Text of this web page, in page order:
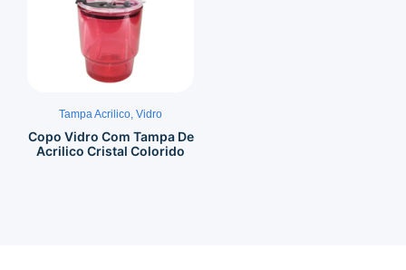
Tampa Acrilico, Vidro
Copo Vidro Com Tampa De
Acrilico Cristal Colorido